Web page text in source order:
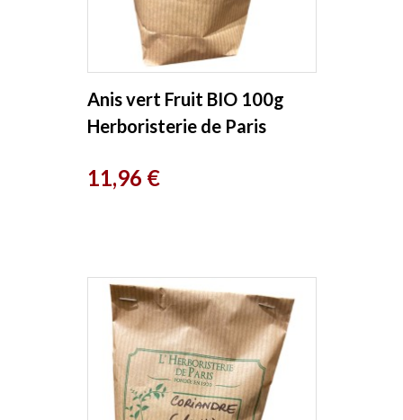
Anis vert Fruit BIO 100g
Herboristerie de Paris
Prix
11,96 €